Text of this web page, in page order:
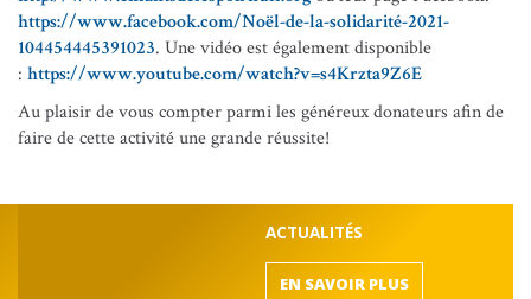
https://www.facebook.com/Noël-de-la-solidarité-2021-
104454445391023. Une vidéo est également disponible
: https://www.youtube.com/watch?v=s4Krzta9Z6E
Au plaisir de vous compter parmi les généreux donateurs afin de
faire de cette activité une grande réussite!
ACTUALITÉS
EN SAVOIR PLUS